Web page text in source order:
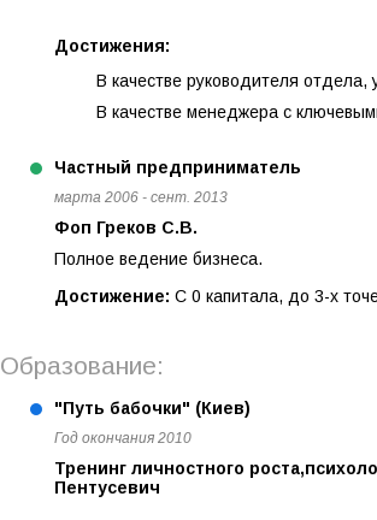
Достижения:
В качестве руководителя
В качестве менеджера с
Частный предприниматель
марта 2006 - сент. 2013
Фоп Греков С.В.
Полное ведение бизнеса.
Достижение: С 0 капитала, до 3-х
Образование:
"Путь бабочки" (Киев)
Год окончания 2010
Тренинг личностного
Пентусевич